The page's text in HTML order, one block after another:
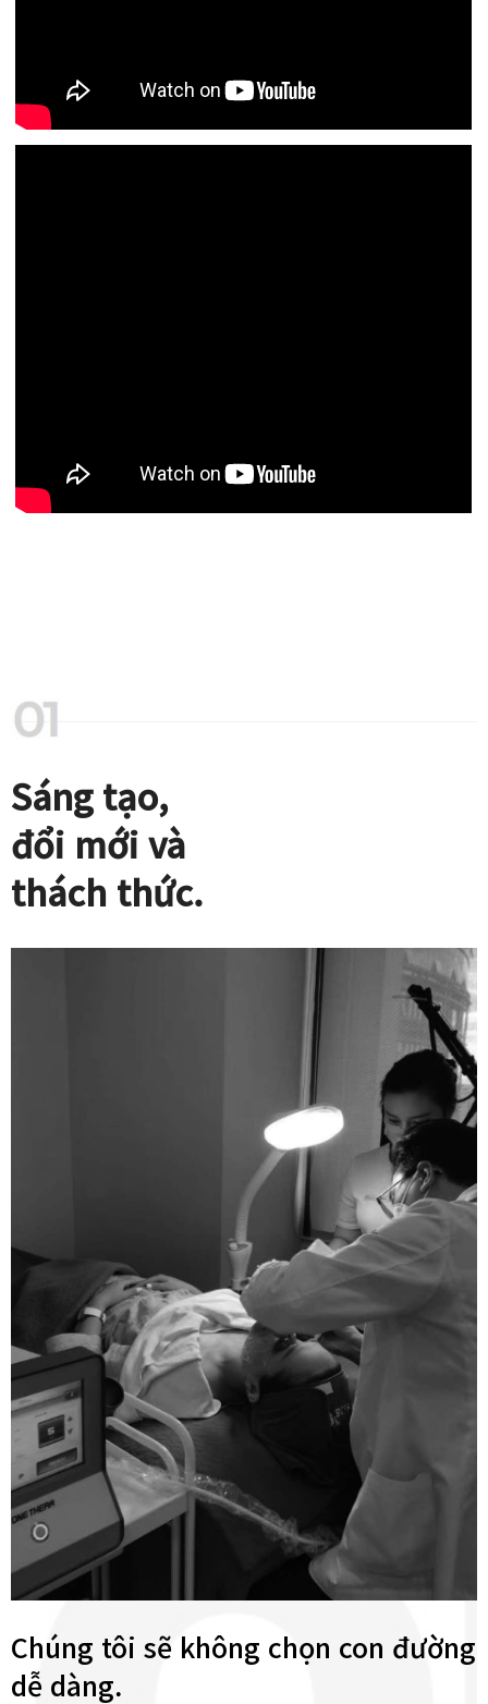
Sáng tạo,
đổi mới và
thách thức.
Chúng tôi sẽ không chọn con đường
dễ dàng.